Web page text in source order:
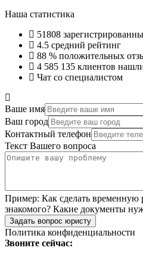
Наша статистика
51808
4.5 средний рейтинг
88 % положительных
4 585 135 клиентов
Чат со специалистом
Ваше имя
Ваш город
Контактный телефон
Текст Вашего вопроса
Пример: Как сделать временную
знакомого? Какие документы
Задать вопрос юристу
Политика конфиденциальности
Звоните сейчас: